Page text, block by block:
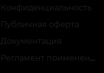
Конфиденциальность
Публичная оферта
Документация
Регламент применения акций